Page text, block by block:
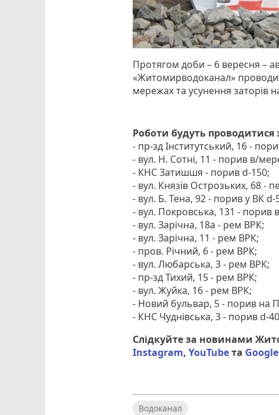
Протягом доби – 6 вересня –
«Житомирводоканал»
мережах та усунення заторів
Роботи будуть проводитися
- пр-зд Інститутський, 16 -
- вул. Н. Сотні, 11 - порив в/
- КНС Затишшя - порив d-150;
- вул. Князів Острозьких, 68 -
- вул. Б. Тена, 92 - порив у ВК d-
- вул. Покровська, 131 - порив
- вул. Зарічна, 18а - рем ВРК;
- вул. Зарічна, 11 - рем ВРК;
- пров. Річний, 6 - рем ВРК;
- вул. Любарська, 3 - рем ВРК;
- пр-зд Тихий, 15 - рем ВРК;
- вул. Жуйка, 16 - рем ВРК;
- Новий бульвар, 5 - порив на
- КНС Чуднівська, 3 - порив d-
Слідкуйте за новинами
Instagram,YouTubeта Google
Водоканал